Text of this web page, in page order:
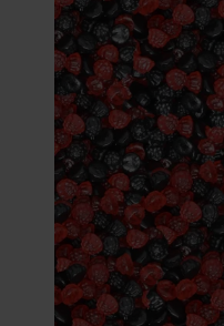
Du
Nyhet!